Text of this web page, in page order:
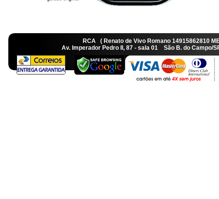
RCA ( Renato de Vivo Romano
Av. Imperador Pedro II, 87 - sala 01 São B. do